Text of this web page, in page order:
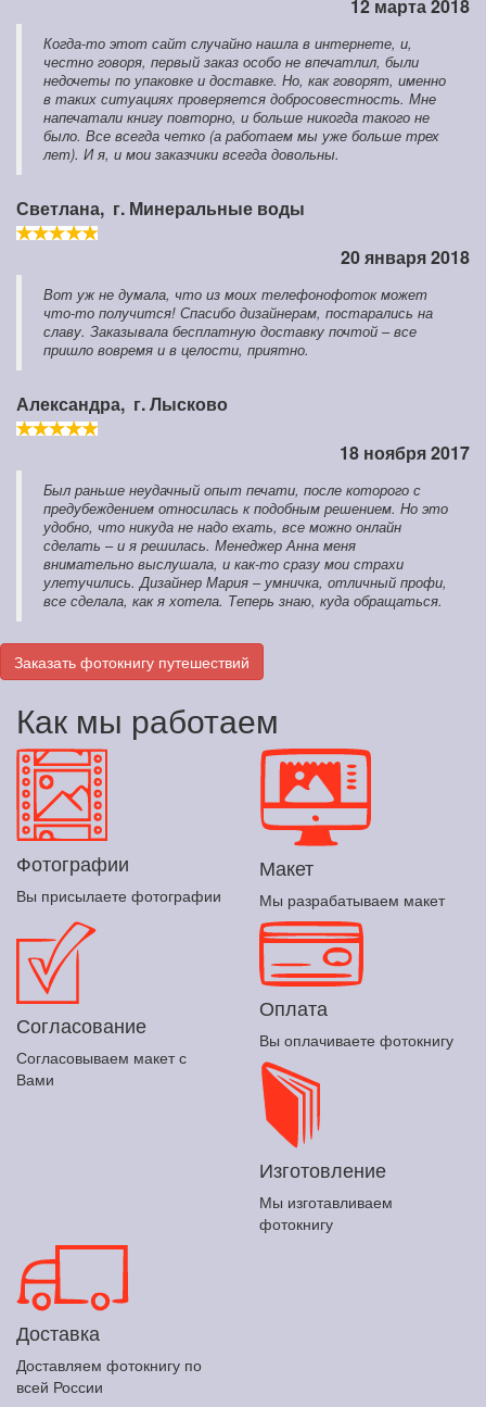
12 марта 2018
Когда-то этот сайт случайно нашла в интернете, и,
честно говоря, первый заказ особо не впечатлил, были
недочеты по упаковке и доставке. Но, как говорят, именно
в таких ситуациях проверяется добросовестность. Мне
напечатали книгу повторно, и больше никогда такого не
было. Все всегда четко (а работаем мы уже больше трех
лет). И я, и мои заказчики всегда довольны.
Светлана, г. Минеральные воды
20 января 2018
Вот уж не думала, что из моих телефонофоток может
что-то получится! Спасибо дизайнерам, постарались на
славу. Заказывала бесплатную доставку почтой – все
пришло вовремя и в целости, приятно.
Александра, г. Лысково
18 ноября 2017
Был раньше неудачный опыт печати, после которого с
предубеждением относилась к подобным решением. Но это
удобно, что никуда не надо ехать, все можно онлайн
сделать – и я решилась. Менеджер Анна меня
внимательно выслушала, и как-то сразу мои страхи
улетучились. Дизайнер Мария – умничка, отличный профи,
все сделала, как я хотела. Теперь знаю, куда обращаться.
Заказать фотокнигу путешествий
Как мы работаем
Фотографии
Вы присылаете фотографии
Макет
Мы разрабатываем макет
Согласование
Согласовываем макет с
Вами
Оплата
Вы оплачиваете фотокнигу
Изготовление
Мы изготавливаем
фотокнигу
Доставка
Доставляем фотокнигу по
всей России